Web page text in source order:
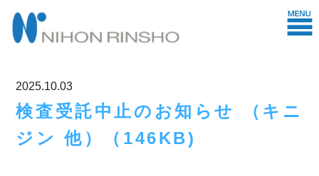
2025.10.03
検査受託中止のお知らせ （キニ
ジン 他）（146KB)